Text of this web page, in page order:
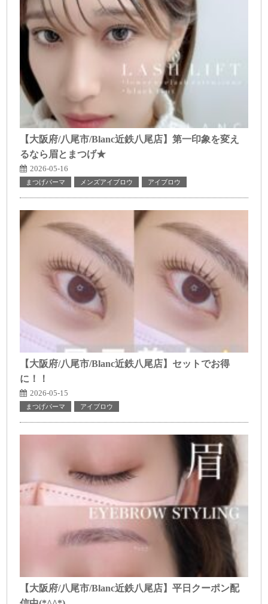
【大阪府/八尾市/Blanc近鉄八尾店】第一印象を変え
るなら眉とまつげ★
2026-05-16
まつげパーマ メンズアイブロウ アイブロウ
【大阪府/八尾市/Blanc近鉄八尾店】セットでお得
に！！
2026-05-15
まつげパーマ アイブロウ
【大阪府/八尾市/Blanc近鉄八尾店】平日クーポン配